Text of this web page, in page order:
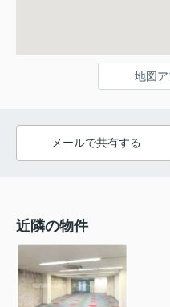
地図
メールで共有する
近隣の物件